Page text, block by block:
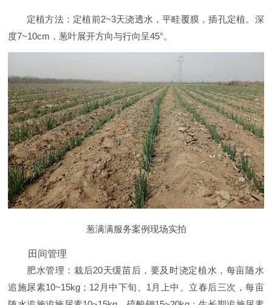
定植方法：定植前2~3天浇透水，平畦覆膜，插孔定植。深
度7~10cm，葱叶展开方向与行向呈45°。
葱满满服务案例现场实拍
田间管理
肥水管理：栽后20天缓苗后，要及时浇定植水，每亩随水
追施尿素10~15kg；12月中下旬、1月上中、立春后三次，每亩